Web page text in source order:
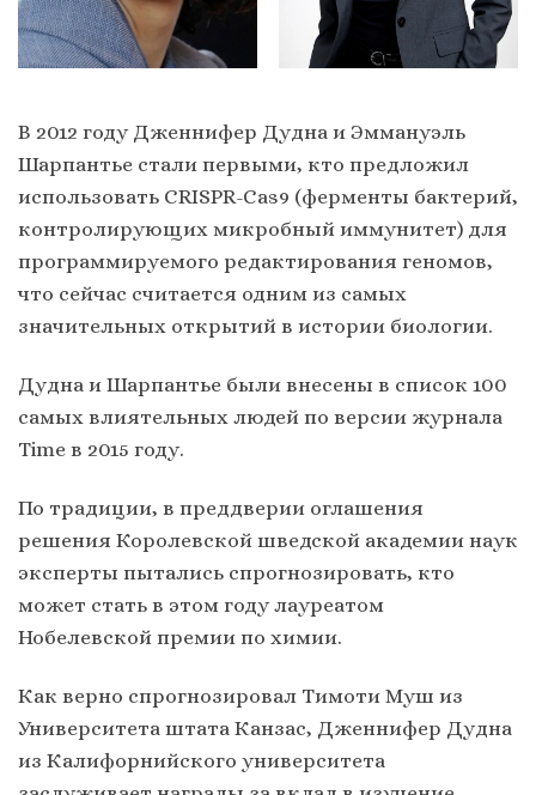
В 2012 году Дженнифер Дудна и Эммануэль
Шарпантье стали первыми, кто предложил
использовать CRISPR-Cas9 (ферменты бактерий,
контролирующих микробный иммунитет) для
программируемого редактирования геномов,
что сейчас считается одним из самых
значительных открытий в истории биологии.
Дудна и Шарпантье были внесены в список 100
самых влиятельных людей по версии журнала
Time в 2015 году.
По традиции, в преддверии оглашения
решения Королевской шведской академии наук
эксперты пытались спрогнозировать, кто
может стать в этом году лауреатом
Нобелевской премии по химии.
Как верно спрогнозировал Тимоти Муш из
Университета штата Канзас, Дженнифер Дудна
из Калифорнийского университета